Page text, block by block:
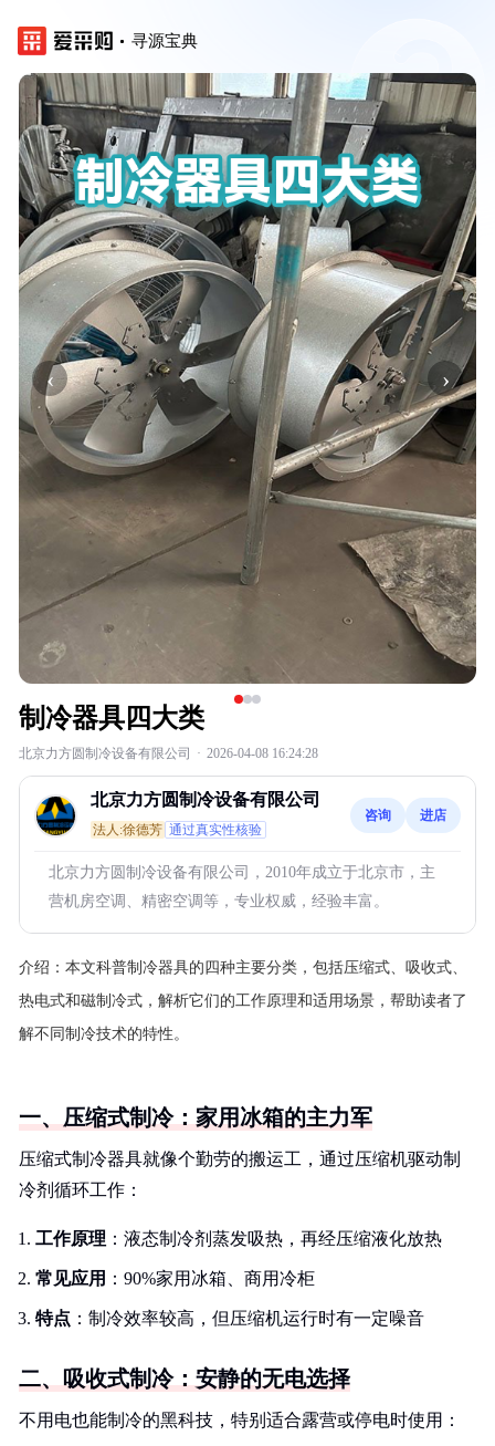
寻源宝典
‹ ›
制冷器具四大类
北京力方圆制冷设备有限公司 · 2026-04-08 16:24:28
北京力方圆制冷设备有限公司
法人:徐德芳 通过真实性核验
咨询 进店
北京力方圆制冷设备有限公司，2010年成立于北京市，主
营机房空调、精密空调等，专业权威，经验丰富。
介绍： 本文科普制冷器具的四种主要分类，包括压缩式、吸收式、
热电式和磁制冷式，解析它们的工作原理和适用场景，帮助读者了
解不同制冷技术的特性。
一、压缩式制冷：家用冰箱的主力军
压缩式制冷器具就像个勤劳的搬运工，通过压缩机驱动制
冷剂循环工作：
工作原理 ：液态制冷剂蒸发吸热，再经压缩液化放热
常见应用 ：90%家用冰箱、商用冷柜
特点 ：制冷效率较高，但压缩机运行时有一定噪音
二、吸收式制冷：安静的无电选择
不用电也能制冷的黑科技，特别适合露营或停电时使用：